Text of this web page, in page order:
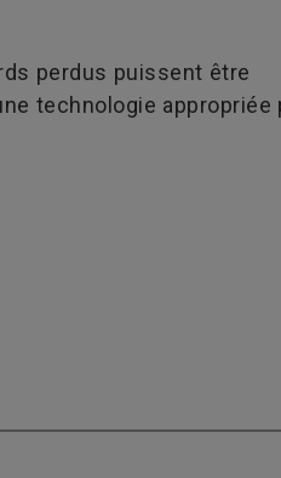
perdus puissent être
technologie appropriée